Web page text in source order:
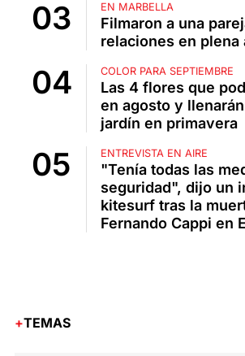
EN MARBELLA
Filmaron a una
relaciones en plena
COLOR PARA SEPTIEMBRE
Las 4 flores que
en agosto y
jardín en primavera
ENTREVISTA EN AIRE
"Tenía todas las
seguridad", dijo un
kitesurf tras la
Fernando Cappi en
TEMAS